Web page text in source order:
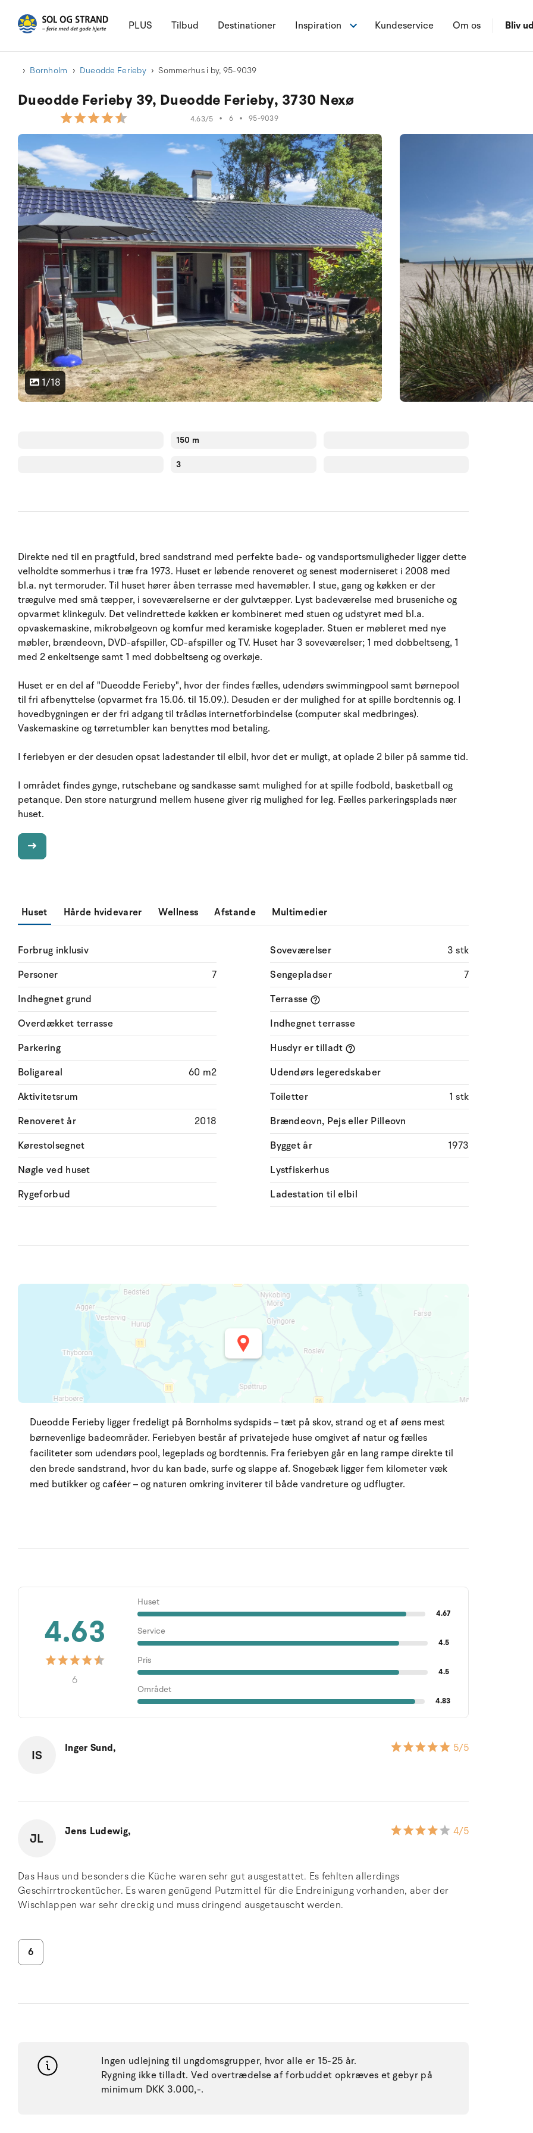
PLUS Tilbud Destinationer Inspiration Kundeservice Om os Bliv
Bornholm Dueodde Ferieby Sommerhus i by, 95-9039
Dueodde Ferieby 39, Dueodde Ferieby, 3730 Nexø
4.63/5 • 6 • 95-9039
1/18
150 m
3
Direkte ned til en pragtfuld, bred sandstrand med perfekte bade- og vandsportsmuligheder ligger dette
velholdte sommerhus i træ fra 1973. Huset er løbende renoveret og senest moderniseret i 2008 med
bl.a. nyt termoruder. Til huset hører åben terrasse med havemøbler. I stue, gang og køkken er der
trægulve med små tæpper, i soveværelserne er der gulvtæpper. Lyst badeværelse med bruseniche og
opvarmet klinkegulv. Det velindrettede køkken er kombineret med stuen og udstyret med bl.a.
opvaskemaskine, mikrobølgeovn og komfur med keramiske kogeplader. Stuen er møbleret med nye
møbler, brændeovn, DVD-afspiller, CD-afspiller og TV. Huset har 3 soveværelser; 1 med dobbeltseng, 1
med 2 enkeltsenge samt 1 med dobbeltseng og overkøje.
Huset er en del af "Dueodde Ferieby", hvor der findes fælles, udendørs swimmingpool samt børnepool
til fri afbenyttelse (opvarmet fra 15.06. til 15.09.). Desuden er der mulighed for at spille bordtennis og. I
hovedbygningen er der fri adgang til trådløs internetforbindelse (computer skal medbringes).
Vaskemaskine og tørretumbler kan benyttes mod betaling.
I feriebyen er der desuden opsat ladestander til elbil, hvor det er muligt, at oplade 2 biler på samme tid.
I området findes gynge, rutschebane og sandkasse samt mulighed for at spille fodbold, basketball og
petanque. Den store naturgrund mellem husene giver rig mulighed for leg. Fælles parkeringsplads nær
huset.
Huset Hårde hvidevarer Wellness Afstande Multimedier
Forbrug inklusiv
Personer
7
Indhegnet grund
Overdækket terrasse
Parkering
Boligareal
60 m2
Aktivitetsrum
Renoveret år
2018
Kørestolsegnet
Nøgle ved huset
Rygeforbud
Soveværelser
3 stk
Sengepladser
7
Terrasse
Indhegnet terrasse
Husdyr er tilladt
Udendørs legeredskaber
Toiletter
1 stk
Brændeovn, Pejs eller Pilleovn
Bygget år
1973
Lystfiskerhus
Ladestation til elbil
Dueodde Ferieby ligger fredeligt på Bornholms sydspids – tæt på skov, strand og et af øens mest
børnevenlige badeområder. Feriebyen består af privatejede huse omgivet af natur og fælles
faciliteter som udendørs pool, legeplads og bordtennis. Fra feriebyen går en lang rampe direkte til
den brede sandstrand, hvor du kan bade, surfe og slappe af. Snogebæk ligger fem kilometer væk
med butikker og caféer – og naturen omkring inviterer til både vandreture og udflugter.
4.63
6
Huset
4.67
Service
4.5
Pris
4.5
Området
4.83
IS Inger Sund, 5/5
JL Jens Ludewig, 4/5
Das Haus und besonders die Küche waren sehr gut ausgestattet. Es fehlten allerdings
Geschirrtrockentücher. Es waren genügend Putzmittel für die Endreinigung vorhanden, aber der
Wischlappen war sehr dreckig und muss dringend ausgetauscht werden.
6
Ingen udlejning til ungdomsgrupper, hvor alle er 15-25 år.
Rygning ikke tilladt. Ved overtrædelse af forbuddet opkræves et gebyr på
minimum DKK 3.000,-.
ma ti on to
31
32
33
35
27 28 29
3 4 5
10 11 12 13
24 25 26 27